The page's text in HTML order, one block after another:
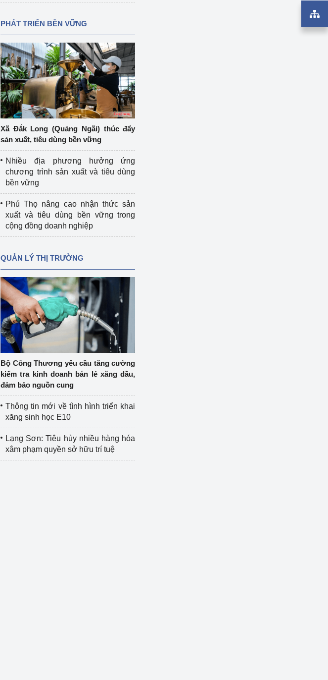
PHÁT TRIỂN BỀN VỮNG
Xã Đắk Long (Quảng Ngãi) thúc đẩy
sản xuất, tiêu dùng bền vững
Nhiều địa phương hưởng ứng
chương trình sản xuất và tiêu dùng
bền vững
Phú Thọ nâng cao nhận thức sản
xuất và tiêu dùng bền vững trong
cộng đồng doanh nghiệp
QUẢN LÝ THỊ TRƯỜNG
Bộ Công Thương yêu cầu tăng cường
kiểm tra kinh doanh bán lẻ xăng dầu,
đảm bảo nguồn cung
Thông tin mới về tình hình triển khai
xăng sinh học E10
Lạng Sơn: Tiêu hủy nhiều hàng hóa
xâm phạm quyền sở hữu trí tuệ